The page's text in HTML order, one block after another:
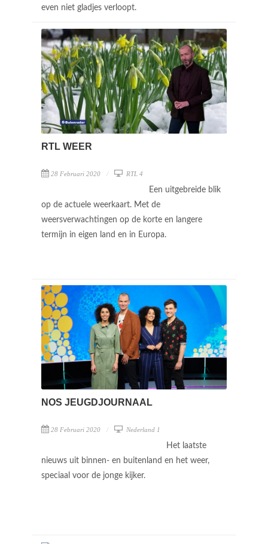
even niet gladjes verloopt.
RTL WEER
28 Februari 2020 RTL 4
Een uitgebreide blik
op de actuele weerkaart. Met de
weersverwachtingen op de korte en langere
termijn in eigen land en in Europa.
NOS JEUGDJOURNAAL
28 Februari 2020 Nederland 1
Het laatste
nieuws uit binnen- en buitenland en het weer,
speciaal voor de jonge kijker.